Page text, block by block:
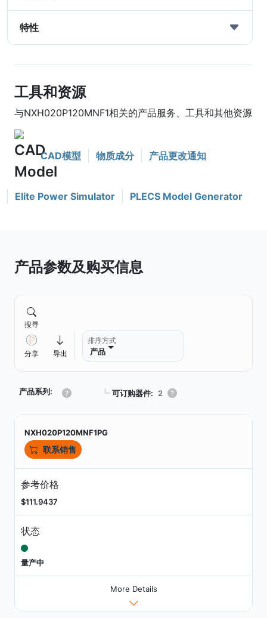
特性
工具和资源
与NXH020P120MNF1相关的产品服务、工具和其他资源
CAD模型 物质成分 产品更改通知
Elite Power Simulator PLECS Model Generator
产品参数及购买信息
搜寻
分享 导出
排序方式
产品
产品系列: ┗ 可订购器件: 2
NXH020P120MNF1PG
联系销售
参考价格
$111.9437
状态
量产中
More Details